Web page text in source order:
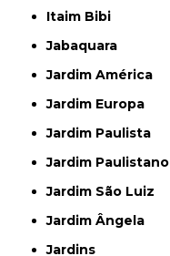
Itaim Bibi
Jabaquara
Jardim América
Jardim Europa
Jardim Paulista
Jardim Paulistano
Jardim São Luiz
Jardim Ângela
Jardins